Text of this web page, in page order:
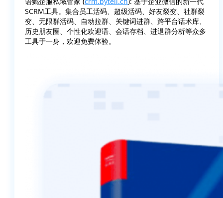
SCRM工具。集合员工活码、超级活码、好友裂变、社群裂
变、无限群活码、自动拉群、关键词进群、跨平台话术库、
历史朋友圈、个性化欢迎语、会话存档、进退群分析等众多
工具于一身，欢迎免费体验。